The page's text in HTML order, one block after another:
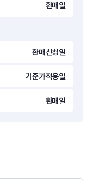
환매일
환매신청일
기준가적용일
환매일